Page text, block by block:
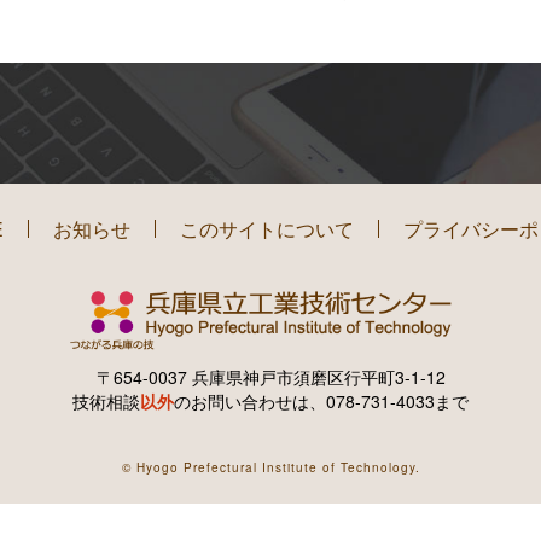
お知らせ このサイトについて プライバシー
〒654-0037 兵庫県神戸市須磨区行平町3-1-12
技術相談以外のお問い合わせは、078-731-4033まで
© Hyogo Prefectural Institute of Technology.